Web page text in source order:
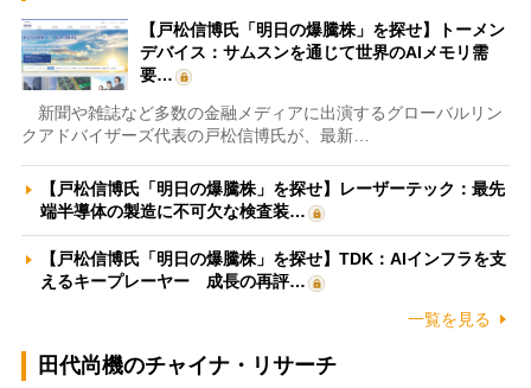
【戸松信博氏「明日の爆騰株」を探せ】トーメン
デバイス：サムスンを通じて世界のAIメモリ需
要…
新聞や雑誌など多数の金融メディアに出演するグローバルリン
クアドバイザーズ代表の戸松信博氏が、最新…
【戸松信博氏「明日の爆騰株」を探せ】レーザーテック：最先
端半導体の製造に不可欠な検査装…
【戸松信博氏「明日の爆騰株」を探せ】TDK：AIインフラを支
えるキープレーヤー 成長の再評…
一覧を見る
田代尚機のチャイナ・リサーチ